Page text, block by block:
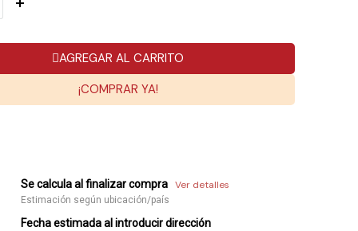
AGREGAR AL CARRITO
¡COMPRAR YA!
Se calcula al finalizar compra Ver detalles
Estimación según ubicación/país
Fecha estimada al introducir dirección